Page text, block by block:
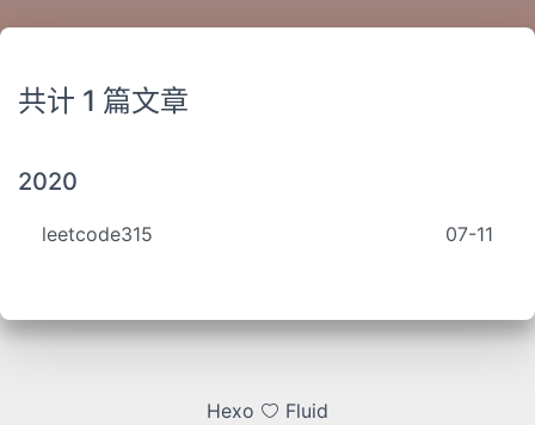
共计 1 篇文章
2020
leetcode315 07-11
Hexo Fluid